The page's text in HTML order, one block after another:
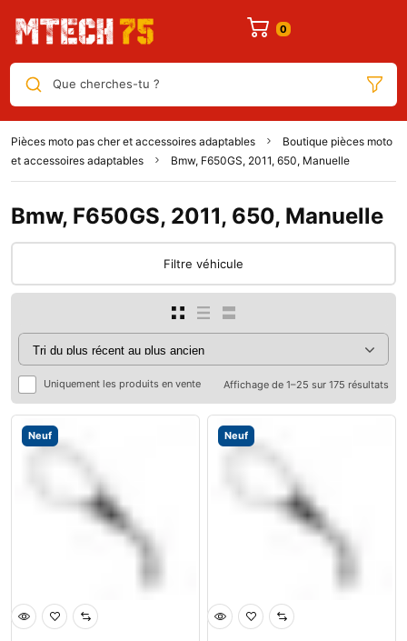
Que cherches-tu ?
Pièces moto pas cher et accessoires adaptables
Boutique pièces moto
et accessoires adaptables
Bmw, F650GS, 2011, 650, Manuelle
Bmw, F650GS, 2011, 650, Manuelle
Filtre véhicule
Uniquement les produits en vente Affichage de 1–25 sur 175 résultats
Neuf Neuf